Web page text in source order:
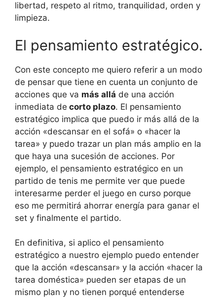
libertad, respeto al ritmo, tranquilidad, orden y
limpieza.
El pensamiento estratégico.
Con este concepto me quiero referir a un modo
de pensar que tiene en cuenta un conjunto de
acciones que va más allá de una acción
inmediata de corto plazo. El pensamiento
estratégico implica que puedo ir más allá de la
acción «descansar en el sofá» o «hacer la
tarea» y puedo trazar un plan más amplio en la
que haya una sucesión de acciones. Por
ejemplo, el pensamiento estratégico en un
partido de tenis me permite ver que puede
interesarme perder el juego en curso porque
eso me permitirá ahorrar energía para ganar el
set y finalmente el partido.
En definitiva, si aplico el pensamiento
estratégico a nuestro ejemplo puedo entender
que la acción «descansar» y la acción «hacer la
tarea doméstica» pueden ser etapas de un
mismo plan y no tienen porqué entenderse